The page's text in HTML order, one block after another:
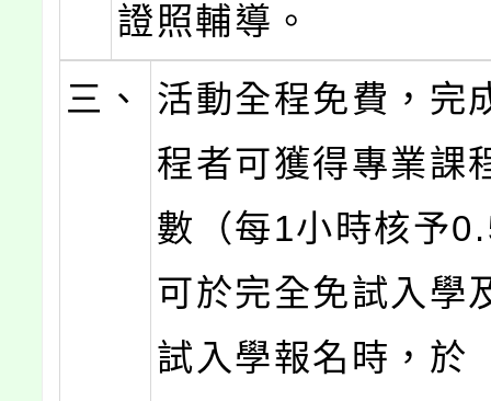
證照輔導。
三、
活動全程免費，完
程者可獲得專業課
數（每1小時核予
可於完全免試入學
試入學報名時，於